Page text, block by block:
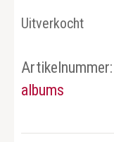
Uitverkocht
Artikelnummer:
albums